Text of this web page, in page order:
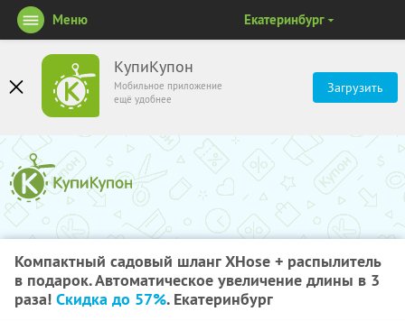
КупиКупон
Мобильное приложение
ещё удобнее
Загрузить
Меню Екатеринбург
Компактный садовый шланг XHose + распылитель
в подарок. Автоматическое увеличение длины в 3
раза! Скидка до 57%. Екатеринбург